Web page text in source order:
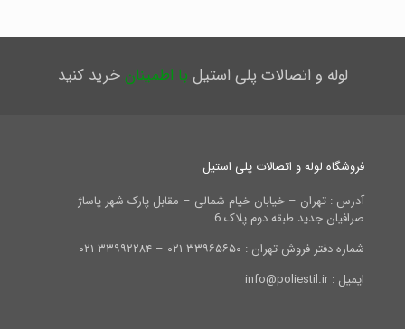
لوله و اتصالات پلی استیل با اطمینانخرید کنید
فروشگاه لوله و اتصالات پلی استیل
آدرس : تهران – خیابان خیام شمالی – مقابل پارک شهر پاساژ
صرافیان جدید طبقه دوم پلاک 6
شماره دفتر فروش تهران : ۳۳۹۶۵۶۵۰ ۰۲۱ – ۳۳۹۹۲۲۸۴ ۰۲۱
ایمیل : info@poliestil.ir